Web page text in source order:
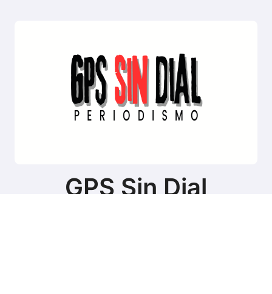
GPS Sin Dial